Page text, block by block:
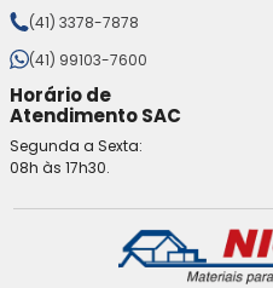
(41) 3378-7878
(41) 99103-7600
Horário de
Atendimento SAC
Segunda a Sexta:
08h às 17h30.